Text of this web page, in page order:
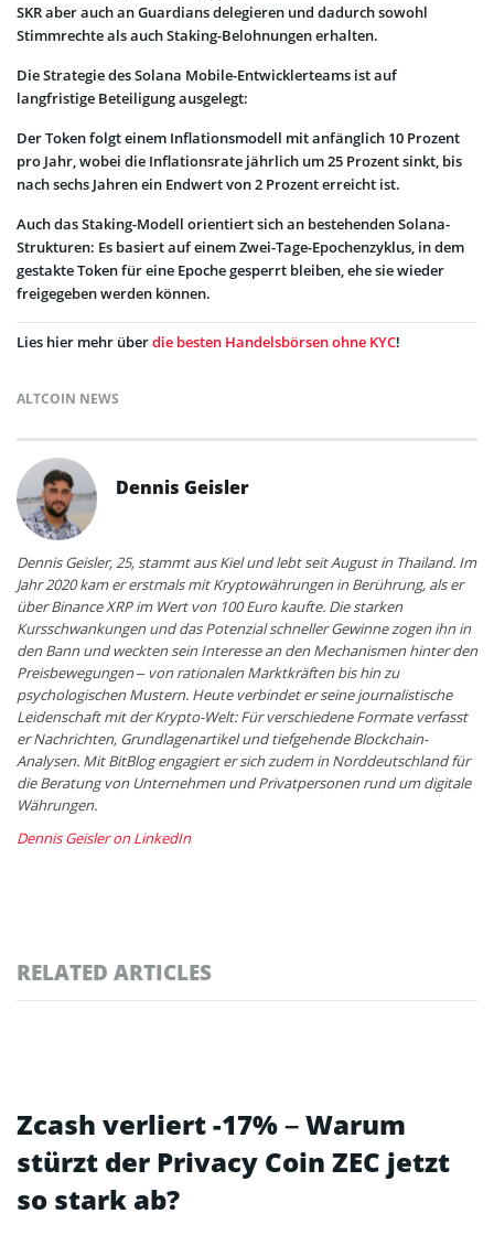
SKR aber auch an Guardians delegieren und dadurch sowohl
Stimmrechte als auch Staking-Belohnungen erhalten.
Die Strategie des Solana Mobile-Entwicklerteams ist auf
langfristige Beteiligung ausgelegt:
Der Token folgt einem Inflationsmodell mit anfänglich 10 Prozent
pro Jahr, wobei die Inflationsrate jährlich um 25 Prozent sinkt, bis
nach sechs Jahren ein Endwert von 2 Prozent erreicht ist.
Auch das Staking-Modell orientiert sich an bestehenden Solana-
Strukturen: Es basiert auf einem Zwei-Tage-Epochenzyklus, in dem
gestakte Token für eine Epoche gesperrt bleiben, ehe sie wieder
freigegeben werden können.
Lies hier mehr überdie besten Handelsbörsen ohne KYC!
ALTCOIN NEWS
Dennis Geisler
Dennis Geisler, 25, stammt aus Kiel und lebt seit August in Thailand. Im
Jahr 2020 kam er erstmals mit Kryptowährungen in Berührung, als er
über Binance XRP im Wert von 100 Euro kaufte. Die starken
Kursschwankungen und das Potenzial schneller Gewinne zogen ihn in
den Bann und weckten sein Interesse an den Mechanismen hinter den
Preisbewegungen – von rationalen Marktkräften bis hin zu
psychologischen Mustern. Heute verbindet er seine journalistische
Leidenschaft mit der Krypto-Welt: Für verschiedene Formate verfasst
er Nachrichten, Grundlagenartikel und tiefgehende Blockchain-
Analysen. Mit BitBlog engagiert er sich zudem in Norddeutschland für
die Beratung von Unternehmen und Privatpersonen rund um digitale
Währungen.
Dennis Geisler on LinkedIn
RELATED ARTICLES
Zcash verliert -17% – Warum
stürzt der Privacy Coin ZEC jetzt
so stark ab?